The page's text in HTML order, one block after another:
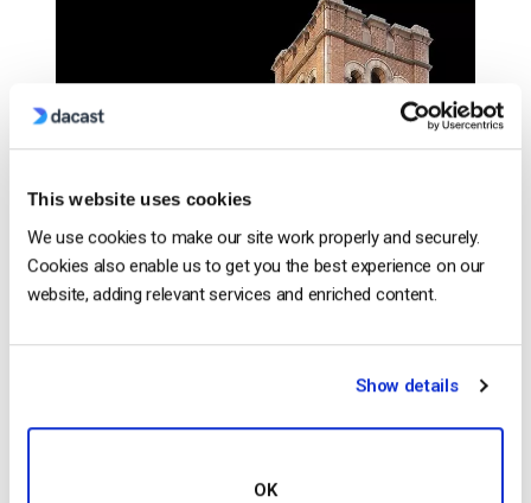
This website uses cookies
We use cookies to make our site work properly and securely.
Cookies also enable us to get you the best experience on our
website, adding relevant services and enriched content.
Show details
OK